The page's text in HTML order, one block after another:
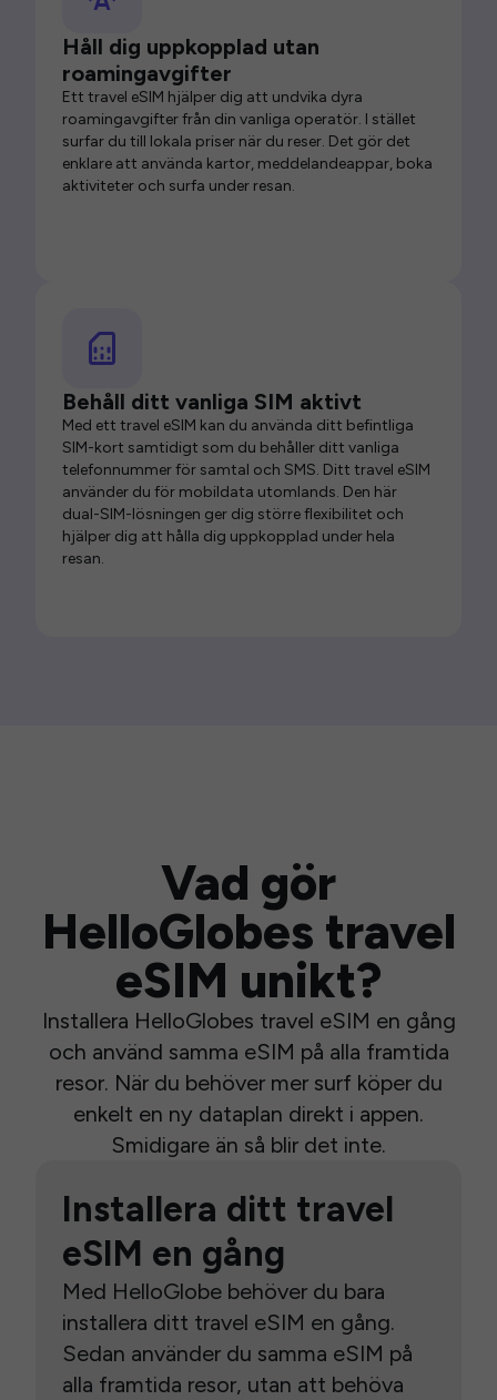
Håll dig uppkopplad utan
roamingavgifter
Ett travel eSIM hjälper dig att undvika dyra
roamingavgifter från din vanliga operatör. I stället
surfar du till lokala priser när du reser. Det gör det
enklare att använda kartor, meddelandeappar, boka
aktiviteter och surfa under resan.
Behåll ditt vanliga SIM aktivt
Med ett travel eSIM kan du använda ditt befintliga
SIM-kort samtidigt som du behåller ditt vanliga
telefonnummer för samtal och SMS. Ditt travel eSIM
använder du för mobildata utomlands. Den här
dual-SIM-lösningen ger dig större flexibilitet och
hjälper dig att hålla dig uppkopplad under hela
resan.
Vad gör
HelloGlobes travel
eSIM unikt?
Installera HelloGlobes travel eSIM en gång
och använd samma eSIM på alla framtida
resor. När du behöver mer surf köper du
enkelt en ny dataplan direkt i appen.
Smidigare än så blir det inte.
Installera ditt travel
eSIM en gång
Med HelloGlobe behöver du bara
installera ditt travel eSIM en gång.
Sedan använder du samma eSIM på
alla framtida resor, utan att behöva